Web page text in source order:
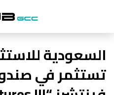
السعودية
تستثمر في